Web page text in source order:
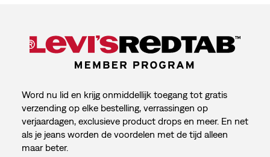
Word nu lid en krijg onmiddellijk toegang tot gratis
verzending op elke bestelling, verrassingen op
verjaardagen, exclusieve product drops en meer. En net
als je jeans worden de voordelen met de tijd alleen
maar beter.